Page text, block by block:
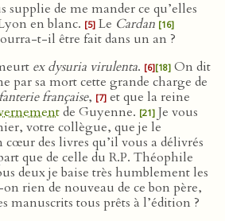
supplie de me mander ce qu’elles
en blanc. [5] Le Cardan [16]
t-il être fait dans un an ?
ex dysuria virulenta. [6][18] On dit
par sa mort cette grande charge de
française, [7] et que la reine
de Guyenne. [21] Je vous
votre collègue, que je le
des livres qu’il vous a délivrés
que de celle du R.P. Théophile
deux je baise très humblement les
rien de nouveau de ce bon père,
manuscrits tous prêts à l’édition ?